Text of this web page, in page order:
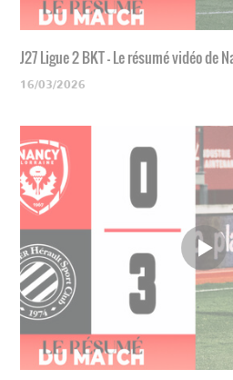
J27 Ligue 2 BKT - Le résumé vidéo de
16/03/2026